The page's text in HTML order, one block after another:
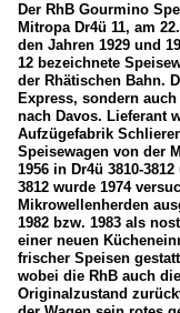
Der RhB Gourmino
Mitropa Dr4ü 11, am
den Jahren 1929 und
12 bezeichnete
der Rhätischen Bahn.
Express, sondern
nach Davos. Lieferant
Aufzügefabrik
Speisewagen von der
1956 in Dr4ü 3810-
3812 wurde 1974
Mikrowellenherden
1982 bzw. 1983 als
einer neuen
frischer Speisen
wobei die RhB auch
Originalzustand